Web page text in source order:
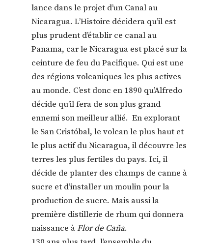
lance dans le projet d’un Canal au
Nicaragua. L’Histoire décidera qu’il est
plus prudent d’établir ce canal au
Panama, car le Nicaragua est placé sur la
ceinture de feu du Pacifique. Qui est une
des régions volcaniques les plus actives
au monde. C’est donc en 1890 qu’Alfredo
décide qu’il fera de son plus grand
ennemi son meilleur allié. En explorant
le San Cristóbal, le volcan le plus haut et
le plus actif du Nicaragua, il découvre les
terres les plus fertiles du pays. Ici, il
décide de planter des champs de canne à
sucre et d’installer un moulin pour la
production de sucre. Mais aussi la
première distillerie de rhum qui donnera
naissance àFlor de Caña.